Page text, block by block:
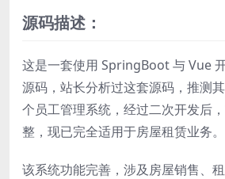
源码描述：
这是一套使用 SpringBoot 与 Vue
源码，站长分析过这套源码，推测
个员工管理系统，经过二次开发后
整，现已完全适用于房屋租赁业务。
该系统功能完善，涉及房屋销售、